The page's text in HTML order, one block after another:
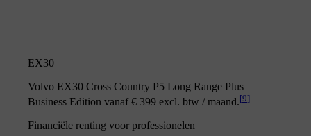
EX30
Volvo EX30 Cross Country P5 Long Range Plus
Business Edition vanaf € 399 excl. btw / maand.[9]
Financiële renting voor professionelen